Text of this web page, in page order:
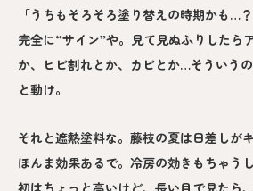
「うちもそろそろ塗り替えの時期かも…
完全に“サイン”や。見て見ぬふりしたら
か、ヒビ割れとか、カビとか…そういう
と動け。
それと遮熱塗料な。藤枝の夏は日差しが
ほんま効果あるで。冷房の効きもちゃう
初はちょっと高いけど、長い目で見たら